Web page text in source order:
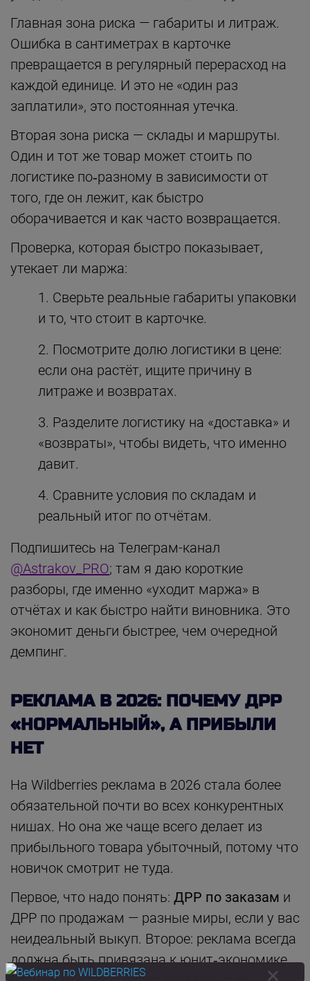
Главная зона риска — габариты и литраж.
Ошибка в сантиметрах в карточке
превращается в регулярный перерасход на
каждой единице. И это не «один раз
заплатили», это постоянная утечка.
Вторая зона риска — склады и маршруты.
Один и тот же товар может стоить по
логистике по‑разному в зависимости от
того, где он лежит, как быстро
оборачивается и как часто возвращается.
Проверка, которая быстро показывает,
утекает ли маржа:
Сверьте реальные габариты упаковки
и то, что стоит в карточке.
Посмотрите долю логистики в цене:
если она растёт, ищите причину в
литраже и возвратах.
Разделите логистику на «доставка» и
«возвраты», чтобы видеть, что именно
давит.
Сравните условия по складам и
реальный итог по отчётам.
Подпишитесь на Телеграм-канал
@Astrakov_PRO; там я даю короткие
разборы, где именно «уходит маржа» в
отчётах и как быстро найти виновника. Это
экономит деньги быстрее, чем очередной
демпинг.
РЕКЛАМА В 2026: ПОЧЕМУ ДРР
«НОРМАЛЬНЫЙ», А ПРИБЫЛИ
НЕТ
На Wildberries реклама в 2026 стала более
обязательной почти во всех конкурентных
нишах. Но она же чаще всего делает из
прибыльного товара убыточный, потому что
новичок смотрит не туда.
Первое, что надо понять: ДРР по заказам и
ДРР по продажам — разные миры, если у вас
неидеальный выкуп. Второе: реклама всегда
должна быть привязана к юнит‑экономике.